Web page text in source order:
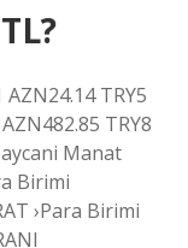
TRY5
TRY8
Manat
Birimi
›Para Birimi